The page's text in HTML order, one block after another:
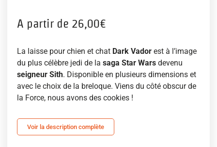
A partir de 26,00€
La laisse pour chien et chat Dark Vador est à l’image
du plus célèbre jedi de la saga Star Wars devenu
seigneur Sith. Disponible en plusieurs dimensions et
avec le choix de la breloque. Viens du côté obscur de
la Force, nous avons des cookies !
Voir la description complète